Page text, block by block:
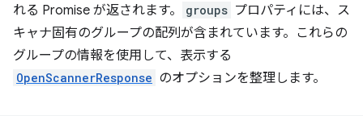
れる Promise が返されます。
groups プロパティには、ス
キャナ固有のグループの配列が含まれています。これらの
グループの情報を使用して、表示する
OpenScannerResponse のオプションを整理します。